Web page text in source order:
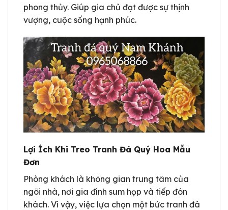
phong thủy. Giúp gia chủ đạt được sự thịnh
vượng, cuộc sống hạnh phúc.
Lợi Ích Khi Treo Tranh Đá Quý Hoa Mẫu
Đơn
Phòng khách là không gian trung tâm của
ngôi nhà, nơi gia đình sum họp và tiếp đón
khách. Vì vậy, việc lựa chọn một bức tranh đá